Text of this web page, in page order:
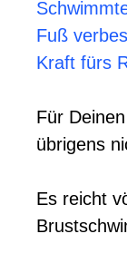
Fuß
Kraft fürs
Für
übrigens
Es reicht